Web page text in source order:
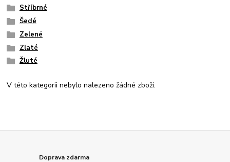
Stříbrné
Šedé
Zelené
Zlaté
Žluté
V této kategorii nebylo nalezeno žádné zboží.
Doprava zdarma